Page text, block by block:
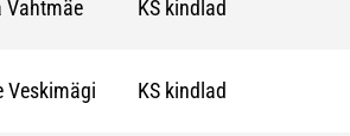
Vahtmäe KS kindlad
Veskimägi KS kindlad